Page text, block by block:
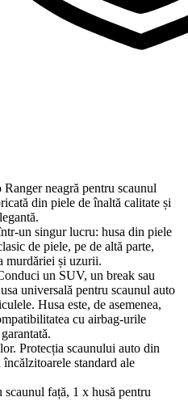
neagră pentru scaunul
din piele de înaltă calitate și
un singur lucru: husa din piele
de piele, pe de altă parte,
murdăriei și uzurii.
un SUV, un break sau
universală pentru scaunul auto
Husa este, de asemenea,
cu airbag-urile
Protecția scaunului auto din
standard ale
față, 1 x husă pentru